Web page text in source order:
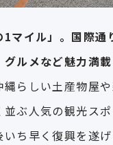
マイル」。国際通
グルメなど魅力満載
らしい土産物屋
ぶ人気の観光ス
ち早く復興を遂げ